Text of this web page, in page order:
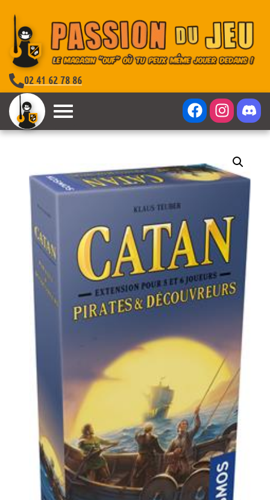
02 41 62 78 86